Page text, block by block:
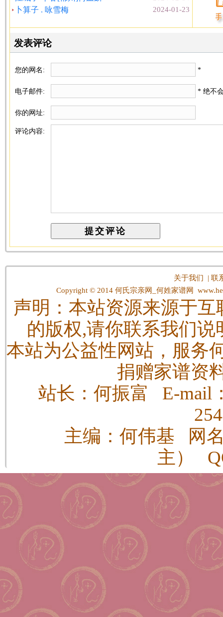
2024-01-23
卜算子 . 咏雪梅
发表评论
您的网名: *
电子邮件: * 绝不
你的网址:
评论内容:
关于我们 |联
Copyright © 2014 何氏宗亲网_何姓家谱网
声明：本站资源来源于
的版权,请你联系我们
本站为公益性网站，服务
捐赠家谱资
站长：何振富 E-mail
主编：何伟基 网
主）